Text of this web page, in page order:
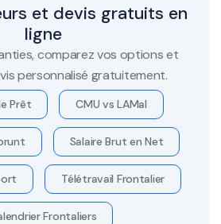
et devis gratuits en
ligne
comparez vos options et
personnalisé gratuitement.
Prêt CMU vs LAMal
Salaire Brut en Net
Télétravail Frontalier
Frontaliers